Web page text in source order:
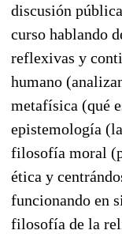
discusión
curso hablando
reflexivas y
humano
metafísica (qué
epistemología
filosofía moral
ética y
funcionando en
filosofía de la